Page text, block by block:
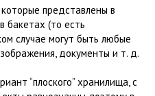
представлены в
бакетах (то есть
случае могут быть любые
документы и т. д.
“плоского” хранилища, с